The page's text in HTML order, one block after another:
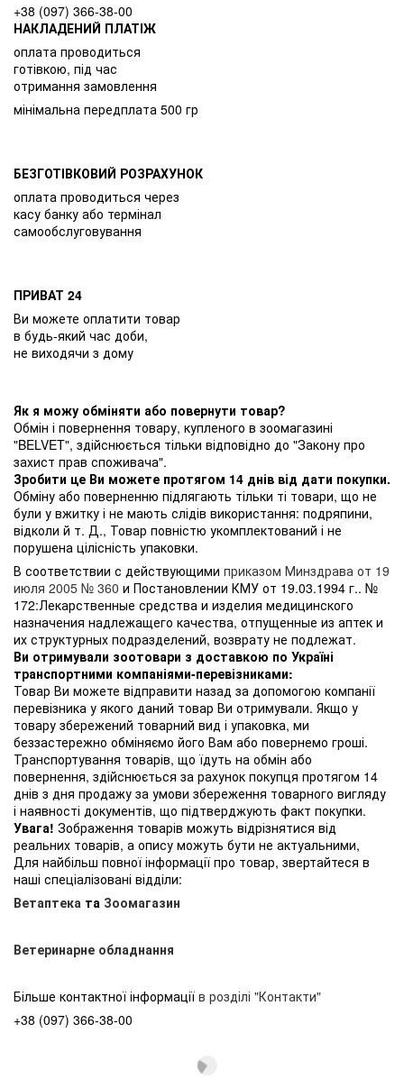
+38 (097) 366-38-00
НАКЛАДЕНИЙ ПЛАТІЖ
оплата проводиться
готівкою, під час
отримання замовлення
мінімальна передплата 500 гр
БЕЗГОТІВКОВИЙ РОЗРАХУНОК
оплата проводиться через
касу банку або термінал
самообслуговування
ПРИВАТ 24
Ви можете оплатити товар
в будь-який час доби,
не виходячи з дому
Як я можу обміняти або повернути товар?
Обмін і повернення товару, купленого в зоомагазині
"BELVET", здійснюється тільки відповідно до "Закону про
захист прав споживача".
Зробити це Ви можете протягом 14 днів від дати покупки.
Обміну або поверненню підлягають тільки ті товари, що не
були у вжитку і не мають слідів використання: подряпини,
відколи й т. Д., Товар повністю укомплектований і не
порушена цілісність упаковки.
В соответствии с действующими приказом Минздрава от 19
июля 2005 № 360 и Постановлении КМУ от 19.03.1994 г.. №
172:Лекарственные средства и изделия медицинского
назначения надлежащего качества, отпущенные из аптек и
их структурных подразделений, возврату не подлежат.
Ви отримували зоотовари з доставкою по Україні
транспортними компаніями-перевізниками:
Товар Ви можете відправити назад за допомогою компанії
перевізника у якого даний товар Ви отримували. Якщо у
товару збережений товарний вид і упаковка, ми
беззастережно обміняємо його Вам або повернемо гроші.
Транспортування товарів, що їдуть на обмін або
повернення, здійснюється за рахунок покупця протягом 14
днів з дня продажу за умови збереження товарного вигляду
і наявності документів, що підтверджують факт покупки.
Увага! Зображення товарів можуть відрізнятися від
реальних товарів, а опису можуть бути не актуальними,
Для найбільш повної інформації про товар, звертайтеся в
наші спеціалізовані відділи:
Ветаптека та Зоомагазин
Ветеринарне обладнання
Більше контактної інформації в розділі "Контакти"
+38 (097) 366-38-00